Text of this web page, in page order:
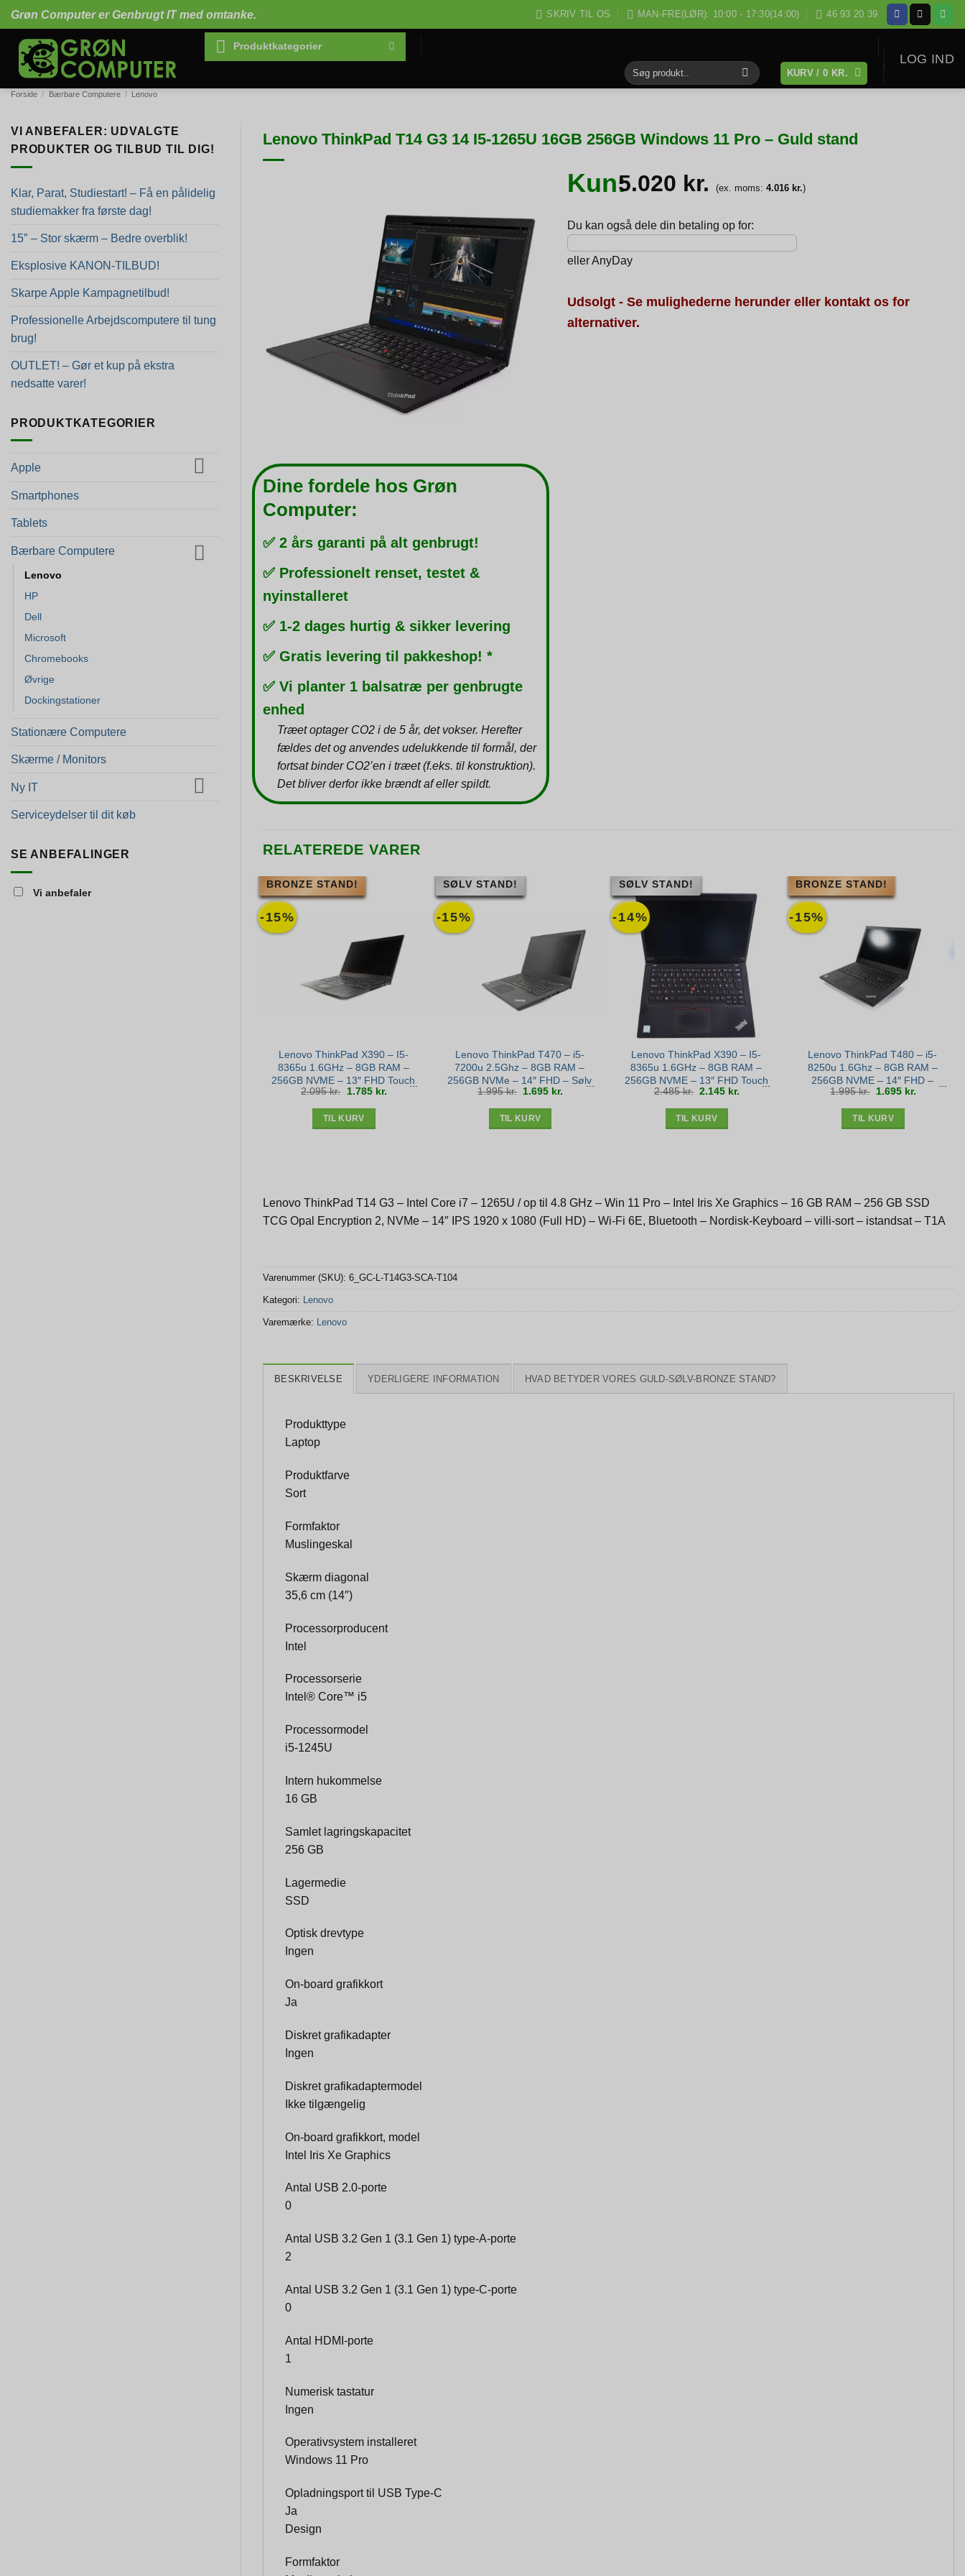
Fortsæt
til
indhold
Grøn Computer er Genbrugt IT med omtanke. SKRIV TIL OS MAN-FRE(LØR): 10:00 - 17:30(14:00) 46 93 20 39
Produktkategorier
Søg
efter:
KURV /0 KR.
LOG IND
Forside / Bærbare Computere / Lenovo
VI ANBEFALER: UDVALGTE
PRODUKTER OG TILBUD TIL DIG!
Klar, Parat, Studiestart! – Få en pålidelig
studiemakker fra første dag!
15″ – Stor skærm – Bedre overblik!
Eksplosive KANON-TILBUD!
Skarpe Apple Kampagnetilbud!
Professionelle Arbejdscomputere til tung
brug!
OUTLET! – Gør et kup på ekstra
nedsatte varer!
PRODUKTKATEGORIER
Apple
Smartphones
Tablets
Bærbare Computere
Lenovo
HP
Dell
Microsoft
Chromebooks
Øvrige
Dockingstationer
Stationære Computere
Skærme / Monitors
Ny IT
Serviceydelser til dit køb
SE ANBEFALINGER
Vi anbefaler
Lenovo ThinkPad T14 G3 14 I5-1265U 16GB 256GB Windows 11 Pro – Guld stand
Dine fordele hos Grøn
Computer:
✅ 2 års garanti på alt genbrugt!
✅ Professionelt renset, testet &
nyinstalleret
✅ 1-2 dages hurtig & sikker levering
✅ Gratis levering til pakkeshop! *
✅ Vi planter 1 balsatræ per genbrugte
enhed
Træet optager CO2 i de 5 år, det vokser. Herefter
fældes det og anvendes udelukkende til formål, der
fortsat binder CO2’en i træet (f.eks. til konstruktion).
Det bliver derfor ikke brændt af eller spildt.
Kun:5.020 kr. (ex. moms:4.016 kr.)
Du kan også dele din betaling op for:
ellerAnyDay
Udsolgt - Se mulighederne herunder eller kontakt os for
alternativer.
RELATEREDE VARER
-15%
BRONZE STAND!
Lenovo ThinkPad X390 – I5-
8365u 1.6GHz – 8GB RAM –
256GB NVME – 13″ FHD Touch
– Win 11 – Bronze stand
2.095kr. Den
oprindelige
pris
1.785 kr.aktuelle
pris
TIL KURV
-15%
SØLV STAND!
Lenovo ThinkPad T470 – i5-
7200u 2.5Ghz – 8GB RAM –
256GB NVMe – 14″ FHD – Sølv
stand
1.995kr. Den
oprindelige
pris
1.695 kr.
TIL KURV
-14%
SØLV STAND!
Lenovo ThinkPad X390 – I5-
8365u 1.6GHz – 8GB RAM –
256GB NVME – 13″ FHD Touch
– Win 11 – Sølv stand
2.485kr. Den
oprindelige
pris
2.145 kr.
TIL KURV
-15%
BRONZE STAND!
Lenovo ThinkPad T480 – i5-
8250u 1.6Ghz – 8GB RAM –
256GB NVME – 14″ FHD –
Bronze stand
1.995kr. Den
oprindelige
pris
1.695 kr.aktuelle
pris
TIL KURV
Lenovo ThinkPad T14 G3 – Intel Core i7 – 1265U / op til 4.8 GHz – Win 11 Pro – Intel Iris Xe Graphics – 16 GB RAM – 256 GB SSD
TCG Opal Encryption 2, NVMe – 14″ IPS 1920 x 1080 (Full HD) – Wi-Fi 6E, Bluetooth – Nordisk-Keyboard – villi-sort – istandsat – T1A
Varenummer (SKU): 6_GC-L-T14G3-SCA-T104
Kategori: Lenovo
Varemærke: Lenovo
BESKRIVELSE YDERLIGERE INFORMATION HVAD BETYDER VORES GULD-SØLV-BRONZE STAND?
Produkttype
Laptop
Produktfarve
Sort
Formfaktor
Muslingeskal
Skærm diagonal
35,6 cm (14″)
Processorproducent
Intel
Processorserie
Intel® Core™ i5
Processormodel
i5-1245U
Intern hukommelse
16 GB
Samlet lagringskapacitet
256 GB
Lagermedie
SSD
Optisk drevtype
Ingen
On-board grafikkort
Ja
Diskret grafikadapter
Ingen
Diskret grafikadaptermodel
Ikke tilgængelig
On-board grafikkort, model
Intel Iris Xe Graphics
Antal USB 2.0-porte
0
Antal USB 3.2 Gen 1 (3.1 Gen 1) type-A-porte
2
Antal USB 3.2 Gen 1 (3.1 Gen 1) type-C-porte
0
Antal HDMI-porte
1
Numerisk tastatur
Ingen
Operativsystem installeret
Windows 11 Pro
Opladningsport til USB Type-C
Ja
Design
Formfaktor